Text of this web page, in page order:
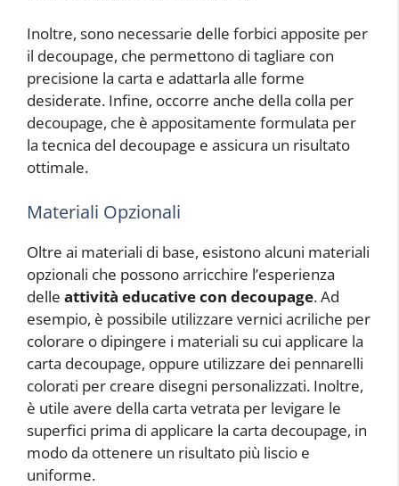
Inoltre, sono necessarie delle forbici apposite per
il decoupage, che permettono di tagliare con
precisione la carta e adattarla alle forme
desiderate. Infine, occorre anche della colla per
decoupage, che è appositamente formulata per
la tecnica del decoupage e assicura un risultato
ottimale.
Materiali Opzionali
Oltre ai materiali di base, esistono alcuni materiali
opzionali che possono arricchire l’esperienza
delle attività educative con decoupage. Ad
esempio, è possibile utilizzare vernici acriliche per
colorare o dipingere i materiali su cui applicare la
carta decoupage, oppure utilizzare dei pennarelli
colorati per creare disegni personalizzati. Inoltre,
è utile avere della carta vetrata per levigare le
superfici prima di applicare la carta decoupage, in
modo da ottenere un risultato più liscio e
uniforme.